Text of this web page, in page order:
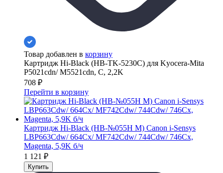
Товар добавлен в корзину
Картридж Hi-Black (HB-TK-5230C) для Kyocera-Mita
P5021cdn/ M5521cdn, C, 2,2K
708 ₽
Перейти в корзину
Картридж Hi-Black (HB-№055H M) Canon i-Sensys
LBP663Cdw/ 664Cx/ MF742Cdw/ 744Cdw/ 746Cx,
Magenta, 5,9K б/ч
1 121 ₽